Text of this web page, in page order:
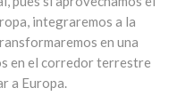
integraremos a la
en una
en el corredor terrestre
a Europa.